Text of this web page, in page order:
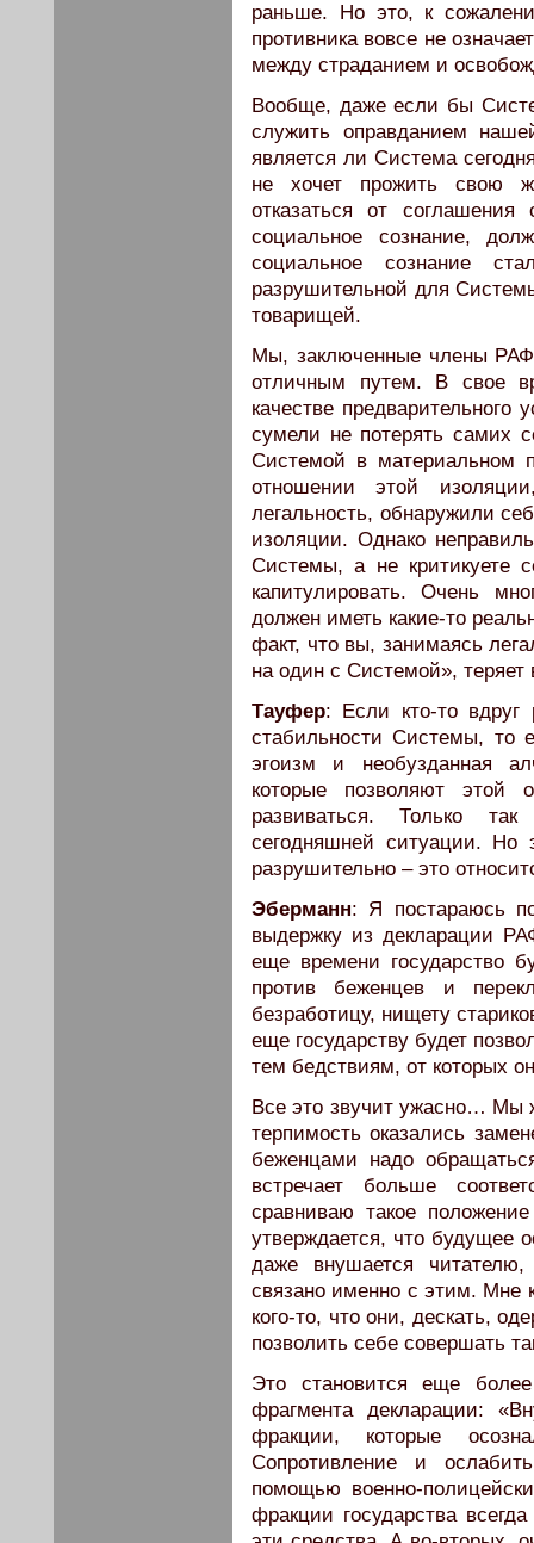
раньше. Но это, к
противника вовсе не
между страданием и
Вообще, даже если бы
служить оправданием
является ли Система
не хочет прожить свою
отказаться от
социальное сознание,
социальное сознание
разрушительной для
товарищей.
Мы, заключенные члены
отличным путем. В свое
качестве
сумели не потерять самих
Системой в материальном
отношении этой
легальность, обнаружили
изоляции. Однако
Системы, а не критикуете
капитулировать. Очень
должен иметь какие-то
факт, что вы, занимаясь
на один с Системой», теряет
Тауфер: Если кто-то вдруг
стабильности Системы, то
эгоизм и необузданная
которые позволяют этой
развиваться. Только
сегодняшней ситуации. Но
разрушительно – это
Эберманн: Я постараюсь
выдержку из декларации
еще времени государство
против беженцев и
безработицу, нищету
еще государству будет
тем бедствиям, от которых
Все это звучит ужасно… Мы
терпимость оказались
беженцами надо
встречает больше
сравниваю такое
утверждается, что будущее
даже внушается
связано именно с этим. Мне
кого-то, что они, дескать,
позволить себе совершать
Это становится еще
фрагмента декларации:
фракции, которые
Сопротивление и
помощью военно-
фракции государства